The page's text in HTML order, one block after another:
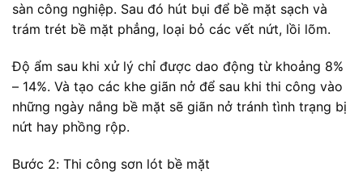
sàn công nghiệp. Sau đó hút bụi để bề mặt sạch và
trám trét bề mặt phẳng, loại bỏ các vết nứt, lồi lõm.
Độ ẩm sau khi xử lý chỉ được dao động từ khoảng 8%
– 14%. Và tạo các khe giãn nở để sau khi thi công vào
những ngày nắng bề mặt sẽ giãn nở tránh tình trạng bị
nứt hay phồng rộp.
Bước 2: Thi công sơn lót bề mặt